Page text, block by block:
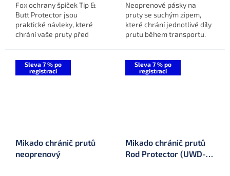
Fox ochrany špiček Tip &
Butt Protector jsou
praktické návleky, které
chrání vaše pruty před
určen pro špičku prutu,
druhý pro...
Neoprenové pásky na
pruty se suchým zipem,
které chrání jednotlivé díly
prutu během transportu.
zabránila poškození
blanku.
Sleva 7 % po
registraci
Mikado chránič prutů
neoprenový
Sleva 7 % po
registraci
Mikado chránič prutů
Rod Protector (UWD-